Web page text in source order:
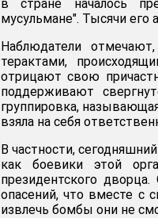
в стране началось
мусульмане". Тысячи его
Наблюдатели
терактами,
отрицают свою
поддерживают
группировка,
взяла на себя
В частности,
как боевики этой
президентского
опасений, что вместе с
извлечь бомбы они не